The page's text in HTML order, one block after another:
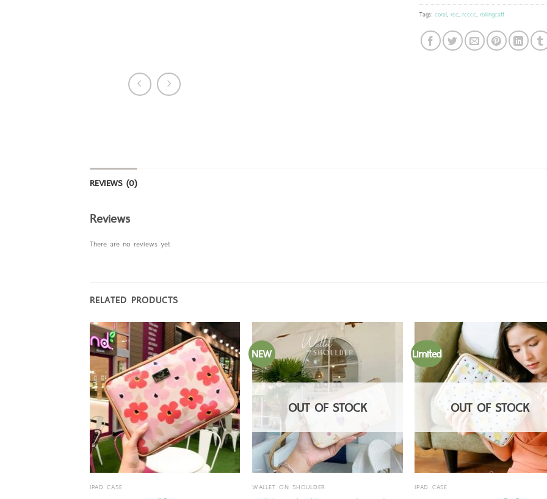
Tags: coral rcc rcccc rollingcatt
REVIEWS (0)
Reviews
There are no reviews yet
RELATED PRODUCTS
IPAD CASE
NEW
OUT OF STOCK
WALLET ON SHOULDER
Limited
OUT OF STOCK
IPAD CASE